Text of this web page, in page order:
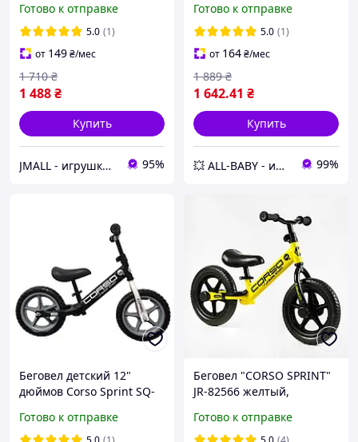
Indigo Зелёный
Готово к отправке
5.0 (1)
от 149₴/мес
1 488₴
1 710 ₴
Купить
JMALL - игрушки и товары для детей 95%
ручной задний тормоз,
подножка, звонок,
велобег
Готово к отправке
5.0 (1)
от 164₴/мес
1 642.41 ₴
1 889 ₴
Купить
💥 ALL-BABY - интернет - магазин товаров для детей 99%
Беговел детский 12"
дюймов Corso Sprint SQ-
рама, колеса EVA (пена),
Готово к отправке
Беговел "CORSO SPRINT"
JR-82566 желтый,
подставками для ног
Готово к отправке